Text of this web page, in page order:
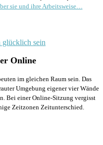
sie und ihre Arbeitsweise…
Online
im gleichen Raum sein. Das
Umgebung eigener vier Wände
Bei einer Online-Sitzung vergisst
Zeitzonen Zeitunterschied.